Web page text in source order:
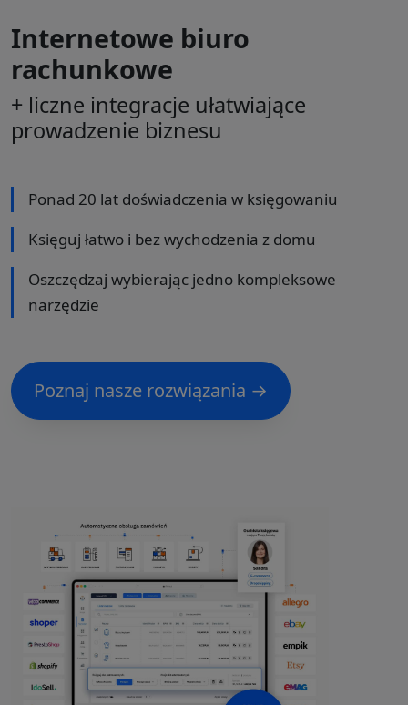
Internetowe biuro
rachunkowe
+ liczne integracje ułatwiające
prowadzenie biznesu
Ponad 20 lat doświadczenia w księgowaniu
Księguj łatwo i bez wychodzenia z domu
Oszczędzaj wybierając jedno kompleksowe
narzędzie
Poznaj nasze rozwiązania →